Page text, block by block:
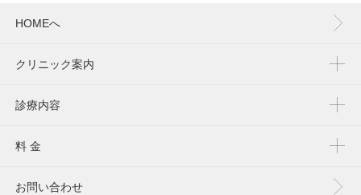
HOMEへ
クリニック案内
診療内容
料 金
お問い合わせ